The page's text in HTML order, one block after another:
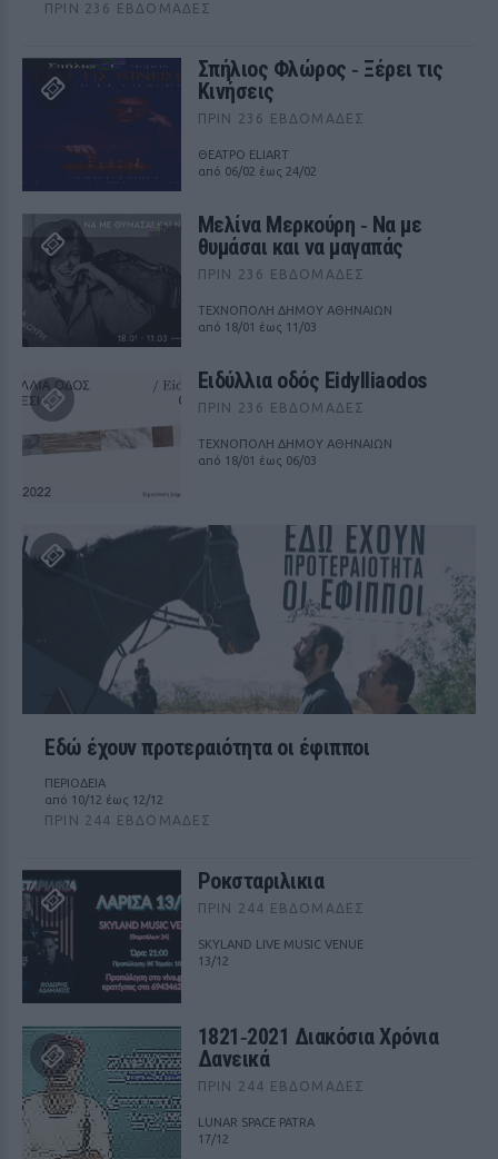
ΠΡΙΝ 236 ΕΒΔΟΜΆΔΕΣ
Σπήλιος Φλώρος ‑ Ξέρει τις
Κινήσεις
ΠΡΙΝ 236 ΕΒΔΟΜΆΔΕΣ
ΘΕΑΤΡΟ ELIART
από 06/02 έως 24/02
Μελίνα Μερκούρη ‑ Να με
θυμάσαι και να μαγαπάς
ΠΡΙΝ 236 ΕΒΔΟΜΆΔΕΣ
ΤΕΧΝΟΠΟΛΗ ΔΗΜΟΥ ΑΘΗΝΑΙΩΝ
από 18/01 έως 11/03
Ειδύλλια οδός Eidylliaodos
ΠΡΙΝ 236 ΕΒΔΟΜΆΔΕΣ
ΤΕΧΝΟΠΟΛΗ ΔΗΜΟΥ ΑΘΗΝΑΙΩΝ
από 18/01 έως 06/03
Εδώ έχουν προτεραιότητα οι έφιπποι
ΠΕΡΙΟΔΕΙΑ
από 10/12 έως 12/12
ΠΡΙΝ 244 ΕΒΔΟΜΆΔΕΣ
Ροκσταριλικια
ΠΡΙΝ 244 ΕΒΔΟΜΆΔΕΣ
SKYLAND LIVE MUSIC VENUE
13/12
1821‑2021 Διακόσια Χρόνια
Δανεικά
ΠΡΙΝ 244 ΕΒΔΟΜΆΔΕΣ
LUNAR SPACE PATRA
17/12